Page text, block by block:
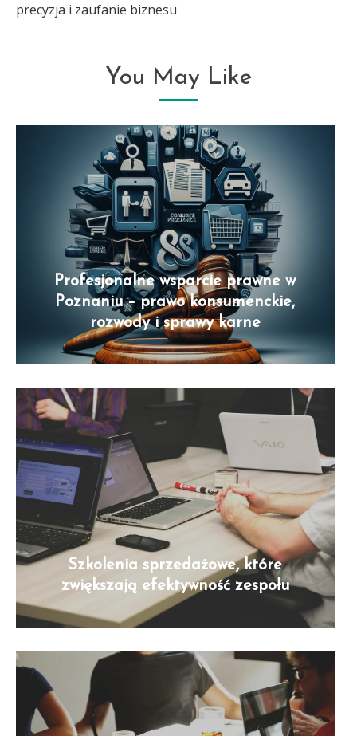
precyzja i zaufanie biznesu
You May Like
Profesjonalne wsparcie prawne w
Poznaniu – prawo konsumenckie,
rozwody i sprawy karne
Szkolenia sprzedażowe, które
zwiększają efektywność zespołu